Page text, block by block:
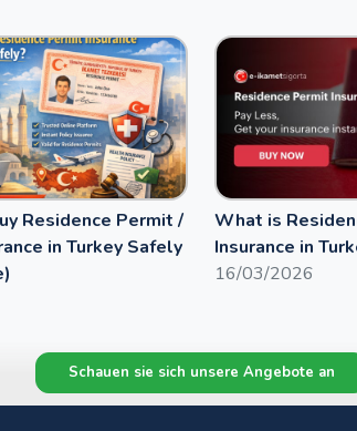
Residence Permit /
in Turkey Safely
What is
Insurance in
16/03/2026
Schauen sie sich unsere Angebote an